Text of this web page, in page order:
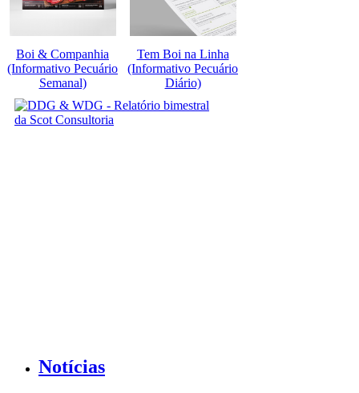
Boi & Companhia
(Informativo Pecuário
Semanal)
Tem Boi na Linha
(Informativo Pecuário
Diário)
Notícias